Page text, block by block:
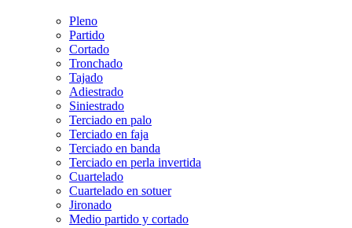
Pleno
Partido
Cortado
Tronchado
Tajado
Adiestrado
Siniestrado
Terciado en palo
Terciado en faja
Terciado en banda
Terciado en perla invertida
Cuartelado
Cuartelado en sotuer
Jironado
Medio partido y cortado